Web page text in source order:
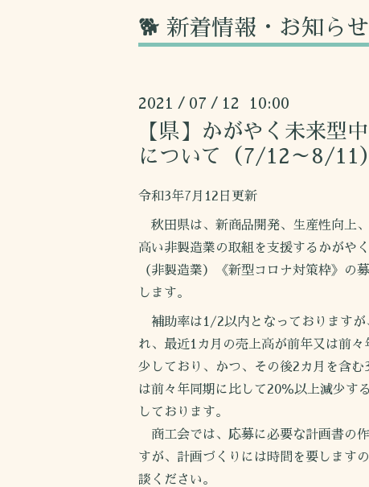
🐕 新着情報・お知らせ
2021 / 07 / 12 10:00
【県】かがやく未来型
について（7/12～8/11）
令和3年7月12日更新
秋田県は、新商品開発、生産性向上
高い非製造業の取組を支援するかがや
（非製造業）《新型コロナ対策枠》の
します。
補助率は1/2以内となっておりますが
れ、最近1カ月の売上高が前年又は前
少しており、かつ、その後2カ月を含む
は前々年同期に比して20％以上減少す
しております。
商工会では、応募に必要な計画書の
すが、計画づくりには時間を要します
談ください。